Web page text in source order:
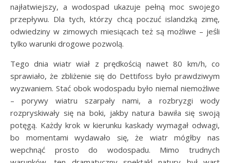
najłatwiejszy, a wodospad ukazuje pełną moc swojego
przepływu. Dla tych, którzy chcą poczuć islandzką zimę,
odwiedziny w zimowych miesiącach też są możliwe – jeśli
tylko warunki drogowe pozwolą.
Tego dnia wiatr wiał z prędkością nawet 80 km/h, co
sprawiało, że zbliżenie się do Dettifoss było prawdziwym
wyzwaniem. Stać obok wodospadu było niemal niemożliwe
– porywy wiatru szarpały nami, a rozbryzgi wody
rozpryskiwały się na boki, jakby natura bawiła się swoją
potęgą. Każdy krok w kierunku kaskady wymagał odwagi,
bo momentami wydawało się, że wiatr mógłby nas
wepchnąć prosto do wodospadu. Mimo trudnych